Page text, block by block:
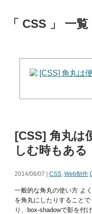
「 CSS 」 一覧
[CSS] 角丸は
しむ時もある
2014/08/07 | CSS, Web制作
一般的な角丸の使い方 よ
を角丸にしたりすること
り、box-shadowで影を付